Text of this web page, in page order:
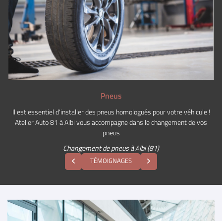
Pneus
Il est essentiel d'installer des pneus homologués pour votre véhicule !
Atelier Auto 81 à Albi vous accompagne dans le changement de vos
pneus
Changement de pneus à Albi (81)
TÉMOIGNAGES